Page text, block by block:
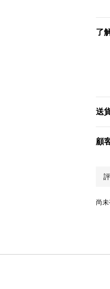
了
送
顧
尚